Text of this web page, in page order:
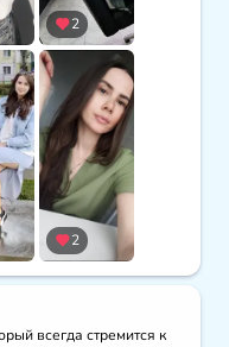
2
2
всегда стремится к